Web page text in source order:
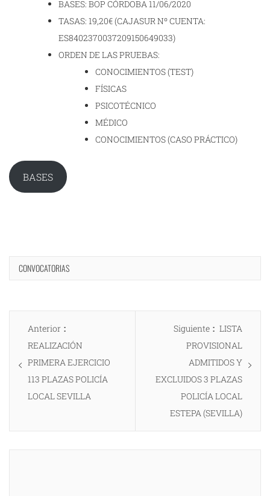
BASES: BOP CÓRDOBA 11/06/2020
TASAS: 19,20€ (CAJASUR Nº CUENTA:
ES8402370037209150649033)
ORDEN DE LAS PRUEBAS:
CONOCIMIENTOS (TEST)
FÍSICAS
PSICOTÉCNICO
MÉDICO
CONOCIMIENTOS (CASO PRÁCTICO)
BASES
CONVOCATORIAS
Navegación
entradas
Anterior
anterior:
REALIZACIÓN
PRIMERA EJERCICIO
113 PLAZAS POLICÍA
LOCAL SEVILLA
Siguiente
Entrada
siguiente:
LISTA
PROVISIONAL
ADMITIDOS Y
EXCLUIDOS 3 PLAZAS
POLICÍA LOCAL
ESTEPA (SEVILLA)